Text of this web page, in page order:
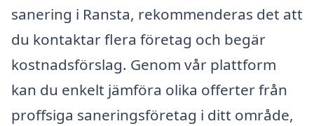
sanering i Ransta, rekommenderas det att
du kontaktar flera företag och begär
kostnadsförslag. Genom vår plattform
kan du enkelt jämföra olika offerter från
proffsiga saneringsföretag i ditt område,